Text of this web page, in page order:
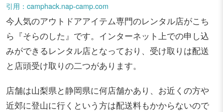
引用：camphack.nap-camp.com
今人気のアウトドアアイテム専門のレンタル店がこち
ら『そらのした』です。インターネット上での申し込
みができるレンタル店となっており、受け取りは配送
と店頭受け取りの二つがあります。
店舗は山梨県と静岡県に何店舗かあり、お近くの方や
近郊に登山に行くという方は配送料もかからないので